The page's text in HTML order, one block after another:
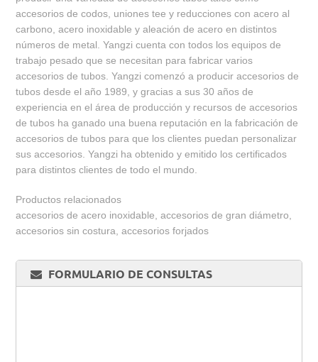
accesorios de codos, uniones tee y reducciones con acero al
carbono, acero inoxidable y aleación de acero en distintos
números de metal. Yangzi cuenta con todos los equipos de
trabajo pesado que se necesitan para fabricar varios
accesorios de tubos. Yangzi comenzó a producir accesorios de
tubos desde el año 1989, y gracias a sus 30 años de
experiencia en el área de producción y recursos de accesorios
de tubos ha ganado una buena reputación en la fabricación de
accesorios de tubos para que los clientes puedan personalizar
sus accesorios. Yangzi ha obtenido y emitido los certificados
para distintos clientes de todo el mundo.
Productos relacionados
accesorios de acero inoxidable, accesorios de gran diámetro,
accesorios sin costura, accesorios forjados
FORMULARIO DE CONSULTAS